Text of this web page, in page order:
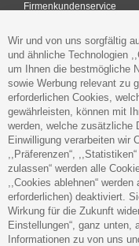
Firmenkundenservice
ADRESSE
Gourvita GmbH
Adam-Opel-Str. 19
63322 Rödermark
SICHER ZAHLEN
Wir und von uns sorgfältig
und ähnliche Technologien
um Ihnen die bestmögliche
sowie Werbung relevant zu
erforderlichen Cookies,
gewährleisten, können mit
werden, welche zusätzliche
Einwilligung verarbeiten wir
,,Präferenzen“,
zulassen“ werden alle
,,Cookies ablehnen“
erforderlichen) deaktiviert.
Wirkung für die Zukunft
Einstellungen“, ganz unten,
Informationen zu von uns